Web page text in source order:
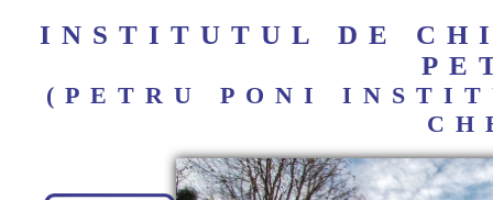
INSTITUTUL DE
(PETRU PONI